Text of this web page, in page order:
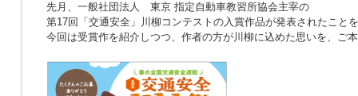
先月、一般社団法人 東京 指定自動車教習所協会主宰の
第17回「交通安全」川柳コンテストの入賞作品が発表されたこと
今回は受賞作を紹介しつつ、作者の方が川柳に込めた思いを、ご